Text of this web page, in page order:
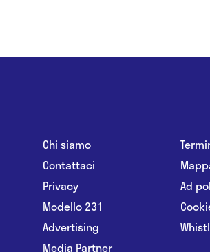
Chi siamo
Contattaci
Privacy
Modello 231
Advertising
Media Partner
Ad